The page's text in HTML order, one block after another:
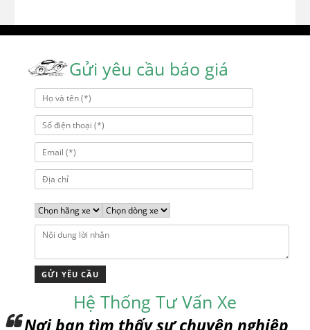
Gửi yêu cầu báo giá
Hệ Thống Tư Vấn Xe
Nơi bạn tìm thấy sự chuyên nghiệp